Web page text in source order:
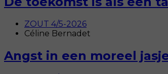
ZOUT 4/5-2026
Céline Bernadet
Angst in een moreel